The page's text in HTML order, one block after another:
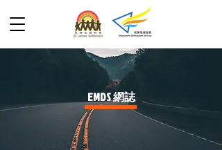
​EMDS 網誌